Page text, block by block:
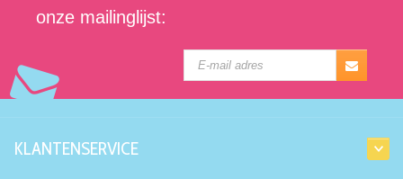
onze mailinglijst:
KLANTENSERVICE